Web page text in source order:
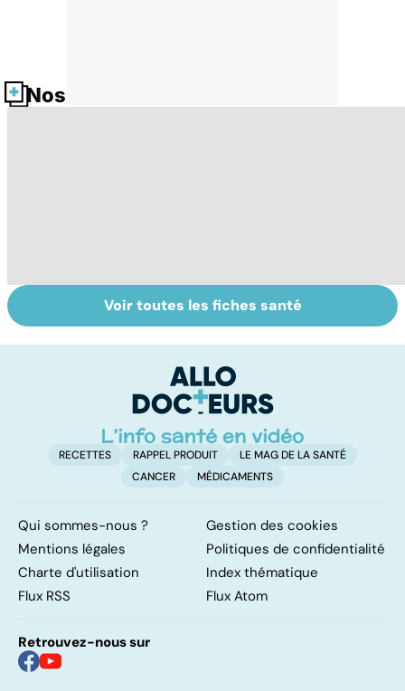
Nos fiches santé
Tout savoir sur
les infections
Inflammation des
amygdales : que
d'angine ?
Voir toutes les fiches santé
RECETTES RAPPEL PRODUIT
LE MAG DE LA SANTÉ
CANCER
MÉDICAMENTS
Qui sommes-nous ?
Gestion des cookies
Mentions légales
Politiques de confidentialité
Charte d'utilisation
Index thématique
Flux RSS
Flux Atom
Retrouvez-nous sur